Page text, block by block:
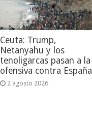
Ceuta: Trump,
Netanyahu y los
tenoligarcas pasan a la
ofensiva contra España
2 agosto 2026